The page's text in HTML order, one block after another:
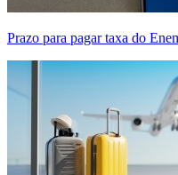
Prazo para pagar taxa do